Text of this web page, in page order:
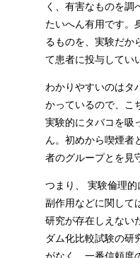
く、有害なものを調
たいへん有用です。
るものを、実験だか
て患者に投与してい
わかりやすいのはタ
かっているので、こ
実験的にタバコを吸
ん。初めから喫煙者
者のグループとを見
つまり、 実験倫理
副作用などに関して
研究が存在しえない
ダム化比較試験の研